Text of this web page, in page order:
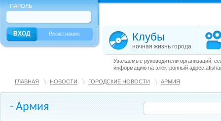
ПАРОЛЬ
Регистрация Клубы
ночная жизнь города
Уважаемые руководители организаций,
информацию на электронный адрес
ГЛАВНАЯ НОВОСТИ ГОРОДСКИЕ НОВОСТИ АРМИЯ
- Армия